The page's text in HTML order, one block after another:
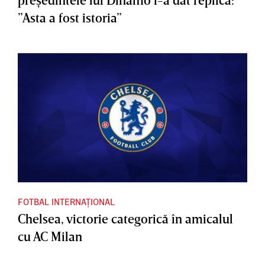
”Asta a fost istoria”
FOTBAL INTERNAȚIONAL
Chelsea, victorie categorică în amicalul
cu AC Milan